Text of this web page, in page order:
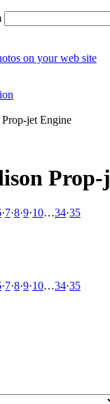
jet Engine
Prop-
·7·8·9·10…34·35
·7·8·9·10…34·35